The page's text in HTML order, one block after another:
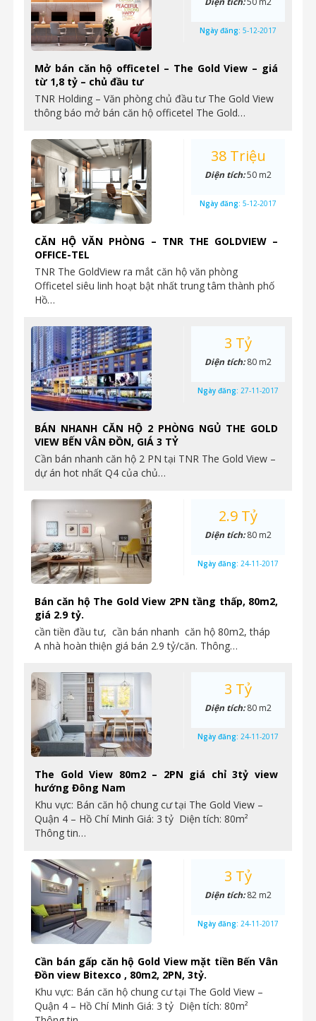
Mở bán căn hộ officetel – The Gold View – giá
từ 1,8 tỷ – chủ đầu tư
TNR Holding – Văn phòng chủ đầu tư The Gold View
thông báo mở bán căn hộ officetel The Gold…
Ngày đăng: 5-12-2017
CĂN HỘ VĂN PHÒNG – TNR THE GOLDVIEW –
OFFICE-TEL
TNR The GoldView ra mắt căn hộ văn phòng
Officetel siêu linh hoạt bật nhất trung tâm thành phố
Hồ…
38 Triệu
Diện tích:50 m2
Ngày đăng: 5-12-2017
BÁN NHANH CĂN HỘ 2 PHÒNG NGỦ THE GOLD
VIEW BẾN VÂN ĐỒN, GIÁ 3 TỶ
Cần bán nhanh căn hộ 2 PN tại TNR The Gold View –
dự án hot nhất Q4 của chủ…
3 Tỷ
Diện tích:80 m2
Ngày đăng: 27-11-2017
Bán căn hộ The Gold View 2PN tầng thấp, 80m2,
giá 2.9 tỷ.
cần tiền đầu tư, cần bán nhanh căn hộ 80m2, tháp
A nhà hoàn thiện giá bán 2.9 tỷ/căn. Thông…
2.9 Tỷ
Diện tích:80 m2
Ngày đăng: 24-11-2017
The Gold View 80m2 – 2PN giá chỉ 3tỷ view
hướng Đông Nam
Khu vực: Bán căn hộ chung cư tại The Gold View –
Quận 4 – Hồ Chí Minh Giá: 3 tỷ Diện tích: 80m²
Thông tin…
3 Tỷ
Diện tích:80 m2
Ngày đăng: 24-11-2017
Cần bán gấp căn hộ Gold View mặt tiền Bến Vân
Đồn view Bitexco , 80m2, 2PN, 3tỷ.
Khu vực: Bán căn hộ chung cư tại The Gold View –
Quận 4 – Hồ Chí Minh Giá: 3 tỷ Diện tích: 80m²
3 Tỷ
Diện tích:82 m2
Ngày đăng: 24-11-2017